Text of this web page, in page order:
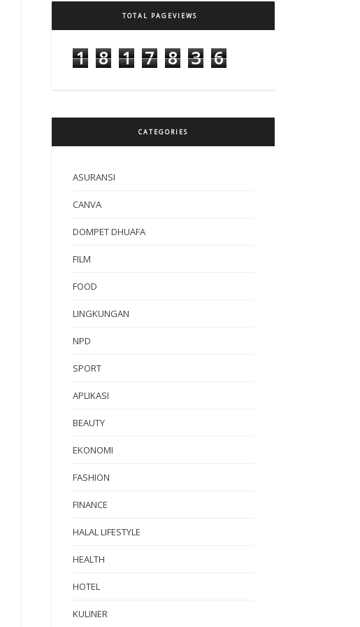
TOTAL PAGEVIEWS
1 8 1 7 8 3 6
CATEGORIES
ASURANSI
CANVA
DOMPET DHUAFA
FILM
FOOD
LINGKUNGAN
NPD
SPORT
APLIKASI
BEAUTY
EKONOMI
FASHION
FINANCE
HALAL LIFESTYLE
HEALTH
HOTEL
KULINER